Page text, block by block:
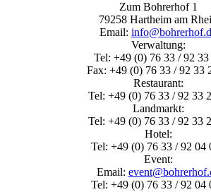
Zum Bohrerhof 1
79258 Hartheim am
Email:
Verwaltung:
Tel: +49 (0) 76 33 / 92 33
Fax: +49 (0) 76 33 / 92 33
Restaurant:
Tel: +49 (0) 76 33 / 92 33
Landmarkt:
Tel: +49 (0) 76 33 / 92 33
Hotel:
Tel: +49 (0) 76 33 / 92 04
Event:
Email:
Tel: +49 (0) 76 33 / 92 04